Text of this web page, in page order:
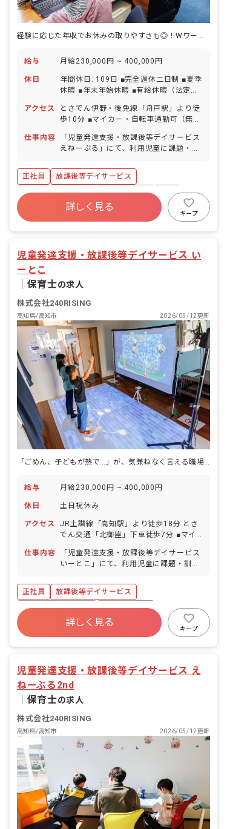
給与 月給230,000円 ~ 400,000円
休日
年間休日: 109日 ■完全週休二日制 ■夏季
休暇 ■年末年始休暇 ■有給休暇（法定通
産後・育児休暇（取得率100％・復帰率
100％） ※その他の休日は勤務表による
※お子様の体調不良や行事による遅刻・
早退・欠席の相談可能 ※体調不良等で職
て「お互い様」という意識が職員全体に
広がっており、スムーズに対応すること
アクセス
とさでん伊野・後免線「舟戸駅」より徒
歩10分 ■マイカー・自転車通勤可（無料
仕事内容
「児童発達支援・放課後等デイサービス
えねーぶる」にて、利用児童に課題・訓
ただきます。 ■具体的な仕事内容 ※福祉
サービスが初めての方でも、不安なく業
務ができるように経験豊富の職員に相談
ができる体制を整えています！ ・利用児
童の保管記録、連絡帳等の作成 ・各行事
活動の企画 ・保護者の方とのコミュニケ
の利用児については、4事業所で乗り合
置に余裕をつくっています。 ■放課後デ
イサービスに加え、児童発達支援事業を
実施 上記仕事内容以外にも、未就学児を
正社員
放課後等デイサービス
ボーナス・賞与あり
社会保険完備
福利厚生充実
残業少なめ
昇給昇進あり
詳しく見る
キープ
児童発達支援・放課後等デイサービス い
ーとこ
保育士の求人
株式会社240RISING
高知県/高知市 2026/05/12更新
給与 月給230,000円 ~ 400,000円
休日 土日祝休み
アクセス
JR土讃線「高知駅」より徒歩18分 とさ
でん交通「北御座」下車徒歩7分 ■マイ
輪場完備）
仕事内容
「児童発達支援・放課後等デイサービス
いーとこ」にて、利用児童に課題・訓
ただきます。 ■具体的な仕事内容 ※福祉
サービスが初めての方でも、不安なく業
務ができるように経験豊富の職員に相談
ができる体制を整えています！ ・利用児
童の保管記録、連絡帳等の作成 ・各行事
活動の企画 ・保護者の方とのコミュニケ
用児については、4事業所で乗り合わせ
をしながら、実施することで人員配置に
余裕をつくっています。 ■放課後デイサ
ービスに加え、児童発達支援事業を実施
上記仕事内容以外にも、未就学児を担当
正社員
放課後等デイサービス
ボーナス・賞与あり
社会保険完備
有給
福利厚生充実
詳しく見る
キープ
児童発達支援・放課後等デイサービス え
ねーぶる2nd
保育士の求人
株式会社240RISING
高知県/高知市 2026/05/12更新